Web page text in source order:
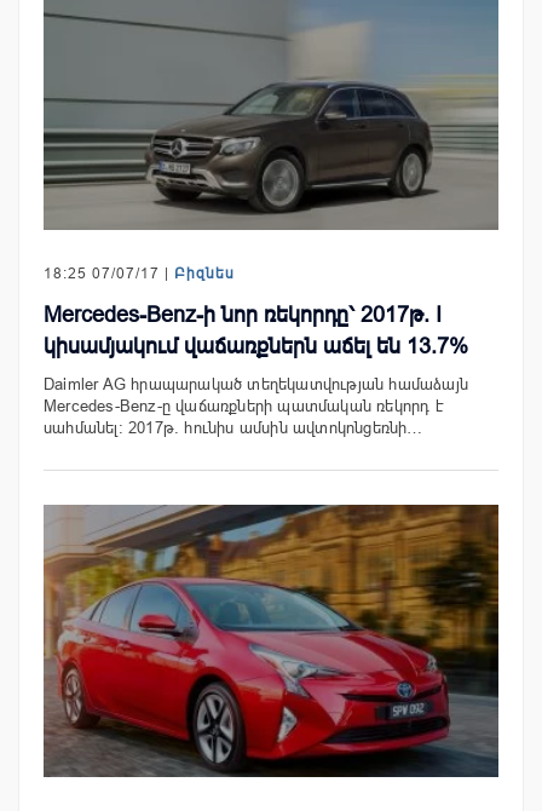
18:25 07/07/17 | Բիզնես
Mercedes-Benz-ի նոր ռեկորդը՝ 2017թ. I
կիսամյակում վաճառքներն աճել են 13.7%
Daimler AG հրապարակած տեղեկատվության համաձայն
Mercedes-Benz-ը վաճառքների պատմական ռեկորդ է
սահմանել։ 2017թ. հունիս ամսին ավտոկոնցեռնի…